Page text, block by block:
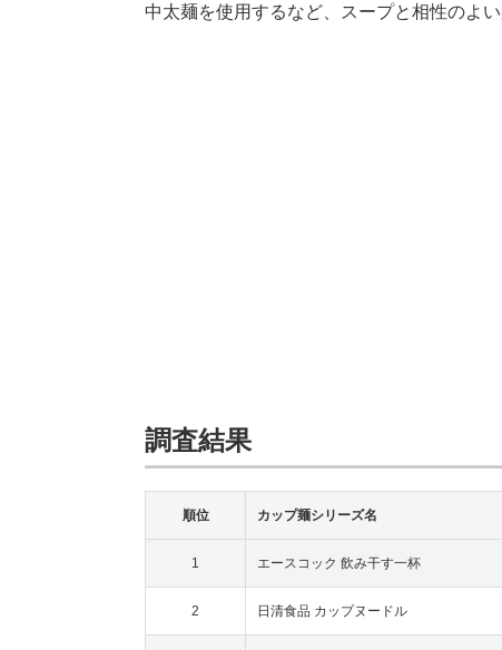
中太麺を使用するなど、スープと相性のよ
調査結果
順位 カップ麺シリーズ名
1 エースコック 飲み干す一杯
2 日清食品 カップヌードル